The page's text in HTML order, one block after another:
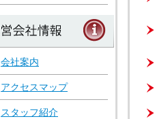
会社案内
アクセスマップ
スタッフ紹介